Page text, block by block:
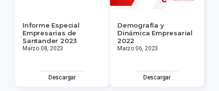
Informe Especial
Empresarias de
Santander 2023
Marzo 08, 2023
Descargar
Demografía y
Dinámica Empresarial
2022
Marzo 06, 2023
Descargar